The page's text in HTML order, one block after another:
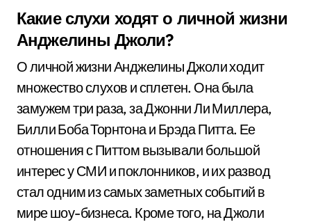
Какие слухи ходят о личной жизни
Анджелины Джоли?
О личной жизни Анджелины Джоли ходит
множество слухов и сплетен. Она была
замужем три раза, за Джонни Ли Миллера,
Билли Боба Торнтона и Брэда Питта. Ее
отношения с Питтом вызывали большой
интерес у СМИ и поклонников, и их развод
стал одним из самых заметных событий в
мире шоу-бизнеса. Кроме того, на Джоли